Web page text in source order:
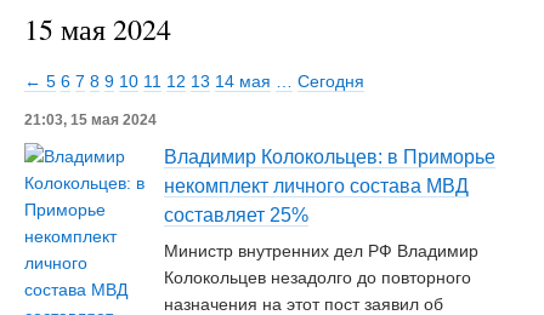
15 мая 2024
← 5 6 7 8 9 10 11 12 13 14 мая Сегодня
21:03, 15 мая 2024
Владимир Колокольцев: в Приморье
некомплект личного состава МВД
составляет 25%
Министр внутренних дел РФ Владимир
Колокольцев незадолго до повторного
назначения на этот пост заявил об